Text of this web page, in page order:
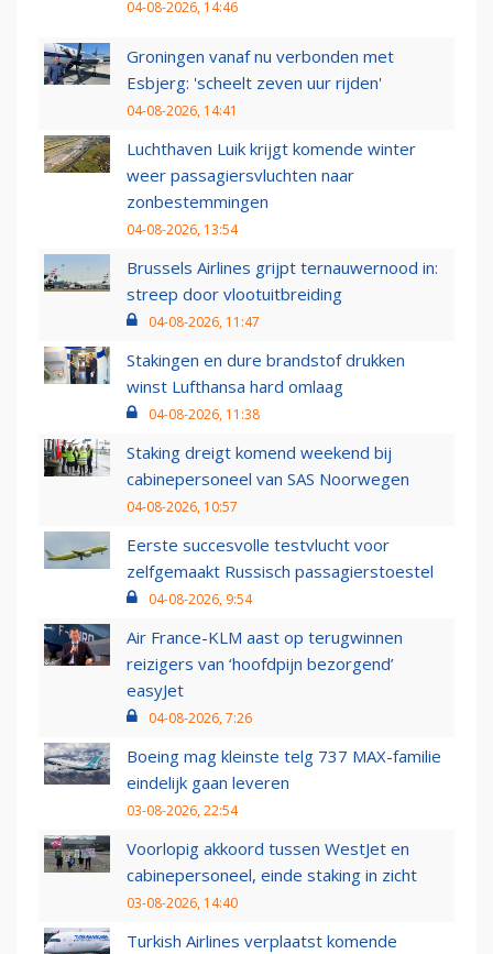
04-08-2026, 14:46
Groningen vanaf nu verbonden met
Esbjerg: 'scheelt zeven uur rijden'
04-08-2026, 14:41
Luchthaven Luik krijgt komende winter
weer passagiersvluchten naar
zonbestemmingen
04-08-2026, 13:54
Brussels Airlines grijpt ternauwernood in:
streep door vlootuitbreiding
04-08-2026, 11:47
Stakingen en dure brandstof drukken
winst Lufthansa hard omlaag
04-08-2026, 11:38
Staking dreigt komend weekend bij
cabinepersoneel van SAS Noorwegen
04-08-2026, 10:57
Eerste succesvolle testvlucht voor
zelfgemaakt Russisch passagierstoestel
04-08-2026, 9:54
Air France-KLM aast op terugwinnen
reizigers van ‘hoofdpijn bezorgend’
easyJet
04-08-2026, 7:26
Boeing mag kleinste telg 737 MAX-familie
eindelijk gaan leveren
03-08-2026, 22:54
Voorlopig akkoord tussen WestJet en
cabinepersoneel, einde staking in zicht
03-08-2026, 14:40
Turkish Airlines verplaatst komende